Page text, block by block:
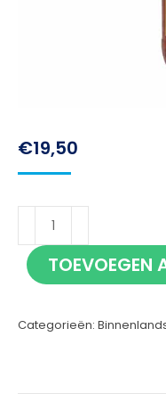
€19,50
Schelvispekel
100cl
aantalTOEVOEGEN
Categorieën: